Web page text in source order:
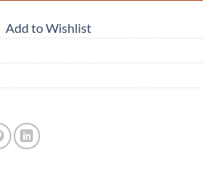
Add to Wishlist